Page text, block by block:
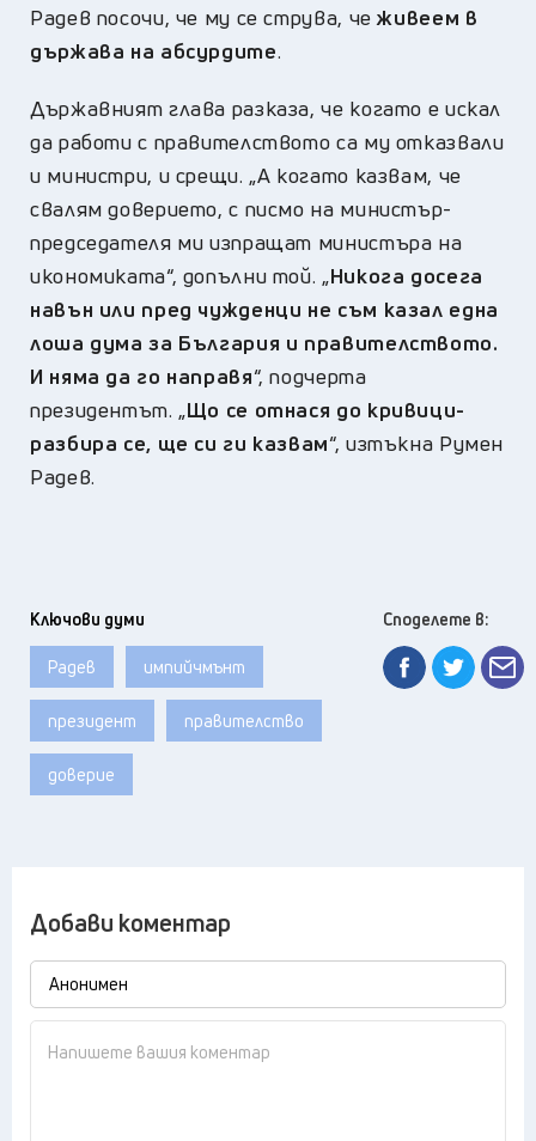
Радев посочи, че му се струва, чеживеем в
държава на абсурдите.
Държавният глава разказа, че когато е искал
да работи с правителството са му отказвали
и министри, и срещи. „А когато казвам, че
свалям доверието, с писмо на министър-
председателя ми изпращат министъра на
икономиката“, допълни той. „Никога досега
навън или пред чужденци не съм казал една
лоша дума за България и правителството.
И няма да го направя“, подчерта
президентът. „Що се отнася до кривици-
разбира се, ще си ги казвам“, изтъкна Румен
Радев.
Ключови думи
Радев импийчмънт
президент правителство
доверие
Споделете в:
Добави коментар